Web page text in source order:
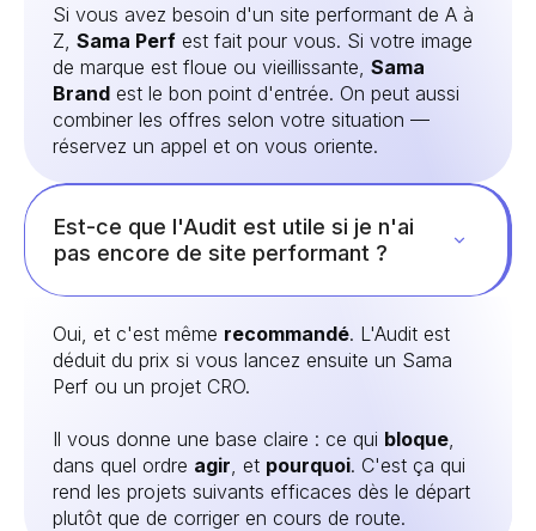
Si vous avez besoin d'un site performant de A à
Z, Sama Perf est fait pour vous. Si votre image
de marque est floue ou vieillissante, Sama
Brand est le bon point d'entrée. On peut aussi
combiner les offres selon votre situation —
réservez un appel et on vous oriente.
Est-ce que l'Audit est utile si je n'ai
pas encore de site performant ?
Oui, et c'est même recommandé. L'Audit est
déduit du prix si vous lancez ensuite un Sama
Perf ou un projet CRO.
Il vous donne une base claire : ce qui bloque
dans quel ordre agir , et pourquoi. C'est ça qui
rend les projets suivants efficaces dès le départ
plutôt que de corriger en cours de route.